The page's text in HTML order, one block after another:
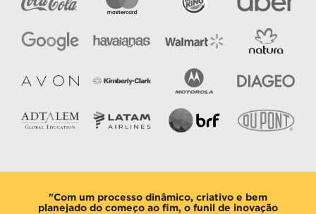
"Com um processo dinâmico, criativo e bem
planejado do começo ao fim, o funil de inovação